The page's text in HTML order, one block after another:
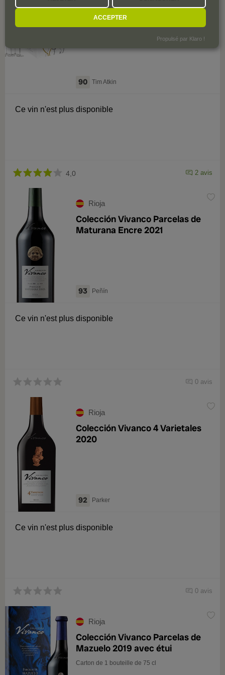
Pack 2022 d'Vivanco Blanco s (x6)
avec 6 verres
90 Tim Atkin
Ce vin n'est plus disponible
4,0 2 avis
Rioja
Colección Vivanco Parcelas de
Maturana Encre 2021
93 Peñín
Ce vin n'est plus disponible
0 avis
Rioja
Colección Vivanco 4 Varietales
2020
92 Parker
Ce vin n'est plus disponible
0 avis
Rioja
Colección Vivanco Parcelas de
Mazuelo 2019 avec étui
Carton de 1 bouteille de 75 cl
ACCEPTER
Propulsé par Klaro !